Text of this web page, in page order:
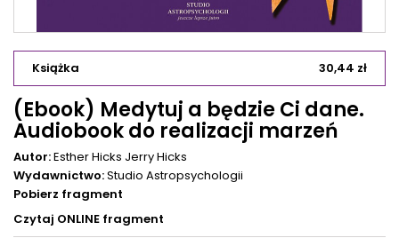
Książka 30,44 zł
(Ebook) Medytuj a będzie Ci dane.
Audiobook do realizacji marzeń
Autor:Esther Hicks Jerry Hicks
Wydawnictwo:Studio Astropsychologii
Pobierz fragment
Czytaj ONLINE fragment